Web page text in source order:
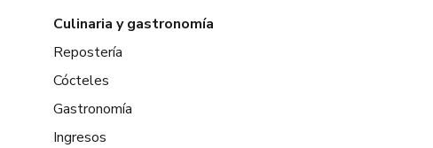
Culinaria y gastronomía
Repostería
Cócteles
Gastronomía
Ingresos